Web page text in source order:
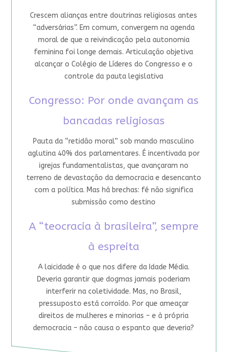
Crescem alianças entre doutrinas religiosas antes
“adversárias”. Em comum, convergem na agenda
moral de que a reivindicação pela autonomia
feminina foi longe demais. Articulação objetiva
alcançar o Colégio de Líderes do Congresso e o
controle da pauta legislativa
Congresso: Por onde avançam as
bancadas religiosas
Pauta da “retidão moral” sob mando masculino
aglutina 40% dos parlamentares. É incentivada por
igrejas fundamentalistas, que avançaram no
terreno de devastação da democracia e desencanto
com a política. Mas há brechas: fé não significa
submissão como destino
A “teocracia à brasileira”, sempre
à espreita
A laicidade é o que nos difere da Idade Média.
Deveria garantir que dogmas jamais poderiam
interferir na coletividade. Mas, no Brasil,
pressuposto está corroído. Por que ameaçar
direitos de mulheres e minorias – e à própria
democracia – não causa o espanto que deveria?